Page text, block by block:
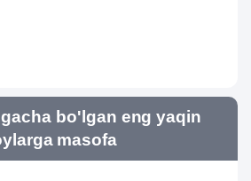
bo'lgan eng yaqin
masofa